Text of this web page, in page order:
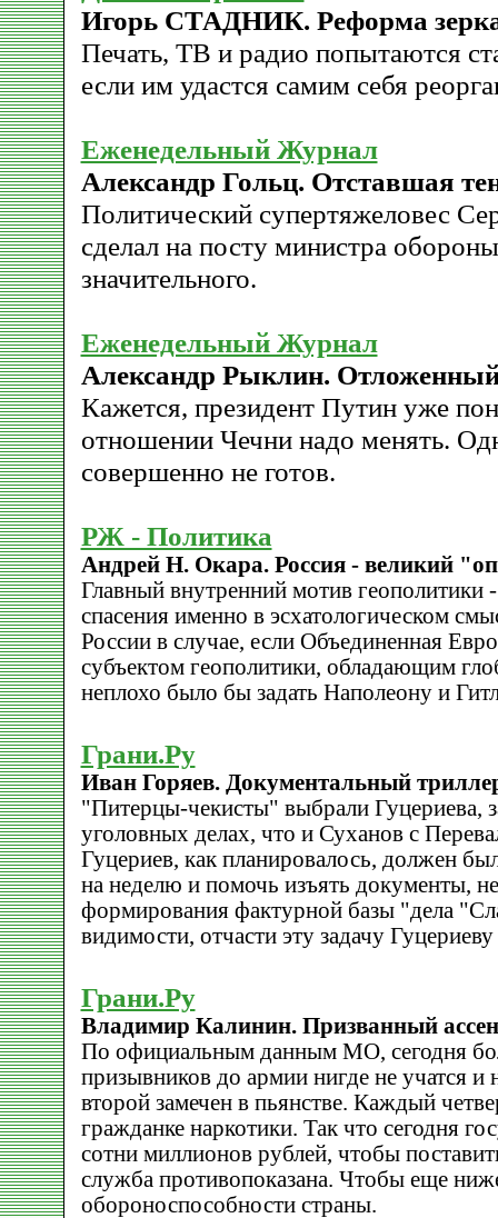
Игорь СТАДНИК. Реформа
Печать, ТВ и радио попытаются
если им удастся самим себя
Еженедельный Журнал
Александр Гольц. Отставшая
Политический супертяжеловес
сделал на посту министра
значительного.
Еженедельный Журнал
Александр Рыклин.
Кажется, президент Путин уже
отношении Чечни надо менять.
совершенно не готов.
РЖ - Политика
Андрей Н. Окара. Россия - великий
Главный внутренний мотив геополитики
спасения именно в эсхатологическом
России в случае, если Объединенная
субъектом геополитики, обладающим
неплохо было бы задать Наполеону и
Грани.Ру
Иван Горяев. Документальный
"Питерцы-чекисты" выбрали Гуцериева,
уголовных делах, что и Суханов с
Гуцериев, как планировалось, должен
на неделю и помочь изъять документы,
формирования фактурной базы "дела
видимости, отчасти эту задачу
Грани.Ру
Владимир Калинин. Призванный
По официальным данным МО, сегодня
призывников до армии нигде не учатся
второй замечен в пьянстве. Каждый
гражданке наркотики. Так что сегодня
сотни миллионов рублей, чтобы
служба противопоказана. Чтобы еще
обороноспособности страны.